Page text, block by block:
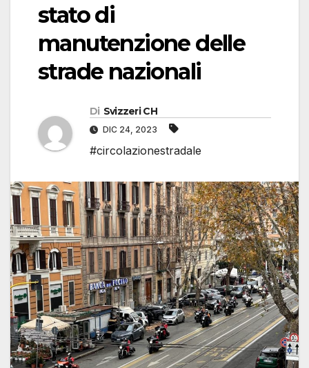
stato di
manutenzione delle
strade nazionali
Di Svizzeri CH
DIC 24, 2023
#circolazionestradale